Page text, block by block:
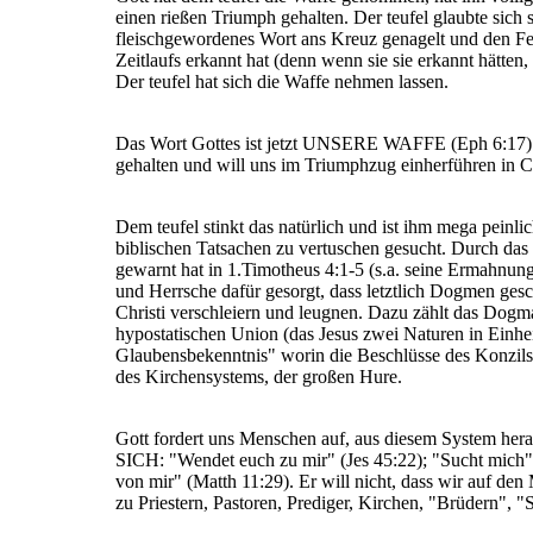
einen rießen Triumph gehalten. Der teufel glaubte sich
fleischgewordenes Wort ans Kreuz genagelt und den
Zeitlaufs erkannt hat (denn wenn sie sie erkannt
Der teufel hat sich die Waffe nehmen lassen.
Das Wort Gottes ist jetzt UNSERE WAFFE (Eph
gehalten und will uns im Triumphzug einherführen in
Dem teufel stinkt das natürlich und ist ihm mega
biblischen Tatsachen zu vertuschen gesucht. Durch
gewarnt hat in 1.Timotheus 4:1-5 (s.a. seine
und Herrsche dafür gesorgt, dass letztlich Dogmen
Christi verschleiern und leugnen. Dazu zählt das
hypostatischen Union (das Jesus zwei Naturen in
Glaubensbekenntnis" worin die Beschlüsse des
des Kirchensystems, der großen Hure.
Gott fordert uns Menschen auf, aus diesem System
SICH: "Wendet euch zu mir" (Jes 45:22); "Sucht
von mir" (Matth 11:29). Er will nicht, dass wir auf den
zu Priestern, Pastoren, Prediger, Kirchen, "Brüdern",